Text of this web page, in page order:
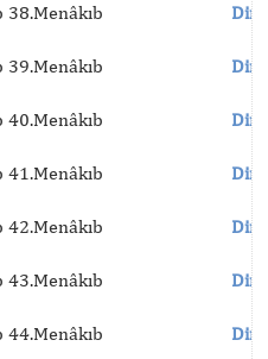
38.Menâkıb
39.Menâkıb
40.Menâkıb
41.Menâkıb
42.Menâkıb
43.Menâkıb
44.Menâkıb